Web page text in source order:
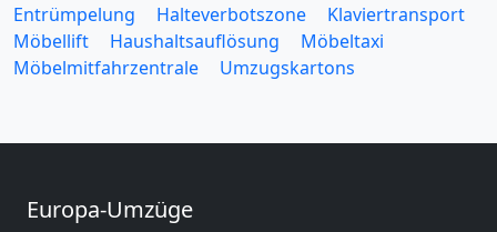
Entrümpelung
Halteverbotszone
Klaviertransport
Möbellift
Haushaltsauflösung
Möbeltaxi
Möbelmitfahrzentrale
Umzugskartons
Europa-Umzüge